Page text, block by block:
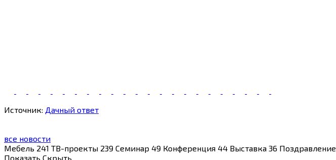
Источник: Дачный ответ
все новости
Мебель 241 ТВ-проекты 239 Семинар 49 Конференция 44 Выставка 36 Поздравление
Показать Скрыть